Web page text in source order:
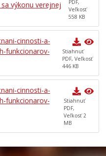
výkonu verejnej
PDF,
Veľkosť
558 KB
cinnosti-a-
funkcionarov-
Stiahnuť
PDF, Veľkosť
446 KB
cinnosti-a-
funkcionarov-
Stiahnuť
PDF,
Veľkosť 2
MB